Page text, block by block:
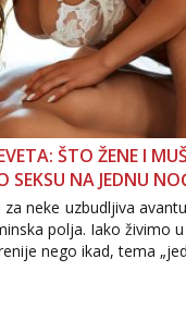
ŠTO ŽENE I
SEKSU NA JEDNU
neke uzbudljiva
polja. Iako živimo
nego ikad, tema
rasprave. Što zapravo